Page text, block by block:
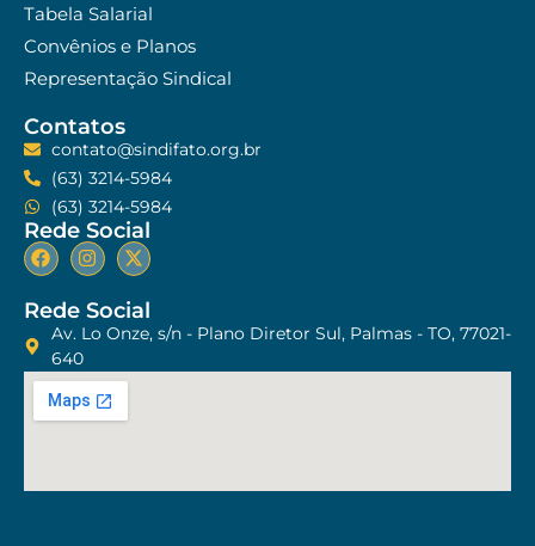
Tabela Salarial
Convênios e Planos
Representação Sindical
Contatos
contato@sindifato.org.br
(63) 3214-5984
(63) 3214-5984
Rede Social
Rede Social
Av. Lo Onze, s/n - Plano Diretor Sul, Palmas - TO, 77021-
640